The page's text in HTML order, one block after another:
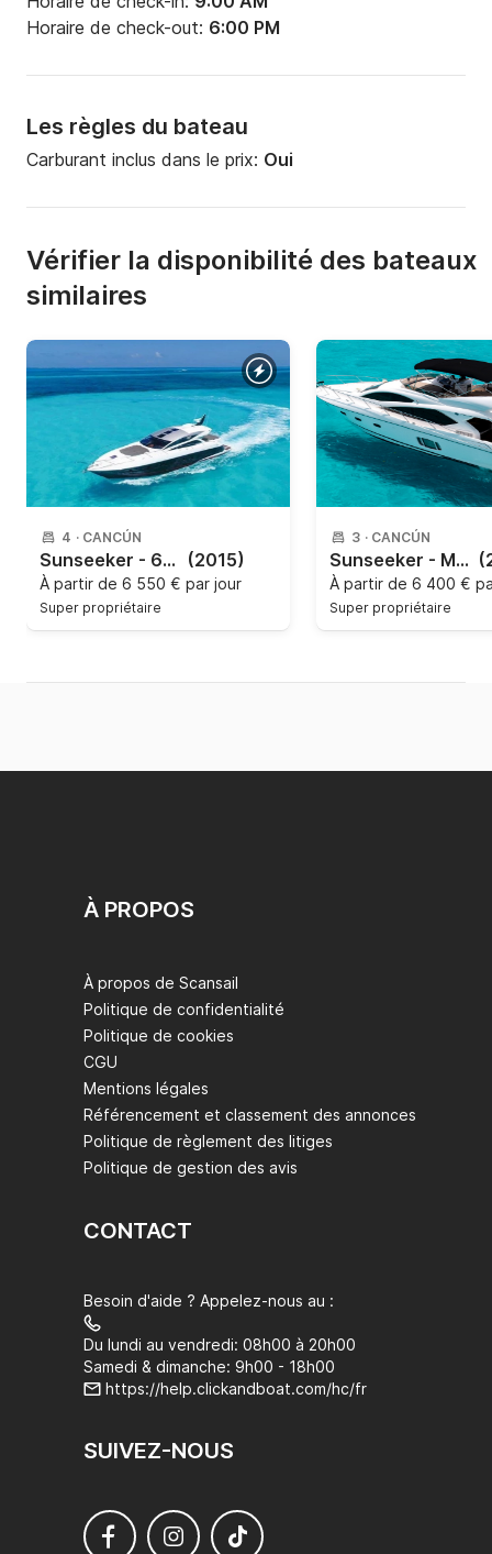
Horaire de check-out: 6:00 PM
Les règles du bateau
Carburant inclus dans le prix: Oui
Vérifier la disponibilité des bateaux
similaires
4 · CANCÚN
Sunseeker - 62 Predator 18m (2015)
À partir de 6 550 € par jour
Super propriétaire
3 · CANCÚN
Sunseeker - Manhattan
À partir de 6 400 €
Super propriétaire
À PROPOS
À propos de Scansail
Politique de confidentialité
Politique de cookies
CGU
Mentions légales
Référencement et classement des annonces
Politique de règlement des litiges
Politique de gestion des avis
CONTACT
Besoin d'aide ? Appelez-nous au :
Du lundi au vendredi: 08h00 à 20h00
Samedi & dimanche: 9h00 - 18h00
https://help.clickandboat.com/hc/fr
SUIVEZ-NOUS